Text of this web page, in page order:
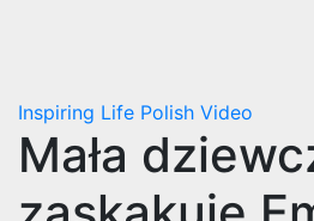
Inspiring Life Polish Video
Mała